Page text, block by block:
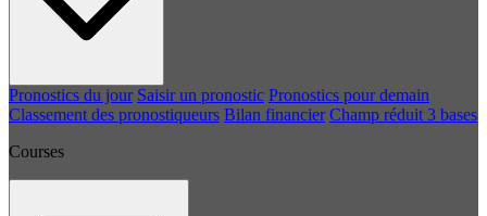
Pronostics du jour Saisir un pronostic Pronostics pour demain
Classement des pronostiqueurs Bilan financier Champ réduit 3 bases
Courses